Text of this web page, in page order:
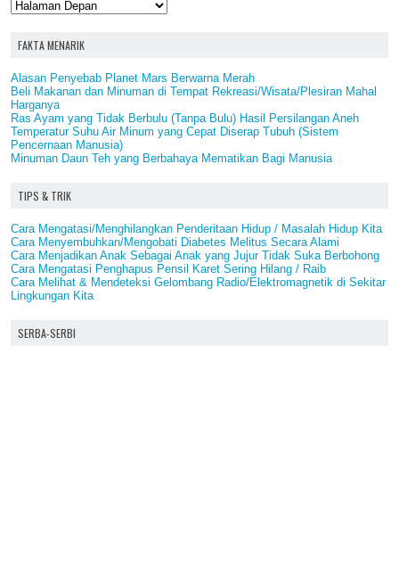
FAKTA MENARIK
Alasan Penyebab Planet Mars Berwarna Merah
Beli Makanan dan Minuman di Tempat Rekreasi/Wisata/Plesiran Mahal
Harganya
Ras Ayam yang Tidak Berbulu (Tanpa Bulu) Hasil Persilangan Aneh
Temperatur Suhu Air Minum yang Cepat Diserap Tubuh (Sistem
Pencernaan Manusia)
Minuman Daun Teh yang Berbahaya Mematikan Bagi Manusia
TIPS & TRIK
Cara Mengatasi/Menghilangkan Penderitaan Hidup / Masalah Hidup Kita
Cara Menyembuhkan/Mengobati Diabetes Melitus Secara Alami
Cara Menjadikan Anak Sebagai Anak yang Jujur Tidak Suka Berbohong
Cara Mengatasi Penghapus Pensil Karet Sering Hilang / Raib
Cara Melihat & Mendeteksi Gelombang Radio/Elektromagnetik di Sekitar
Lingkungan Kita
SERBA-SERBI